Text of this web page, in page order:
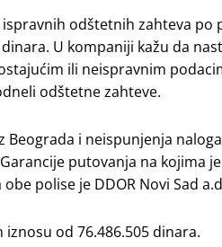
odštetnih zahteva po
U kompaniji kažu da
ili neispravnim
odštetne zahteve.
Beograda i neispunjenja
putovanja na kojima
polise je DDOR Novi Sad
od 76.486.505 dinara.